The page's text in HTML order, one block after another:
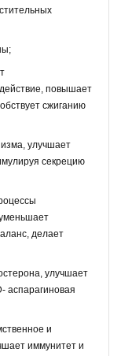
повышает
сжиганию
улучшает
секрецию
делает
улучшает
аспарагиновая
и
иммунитет и